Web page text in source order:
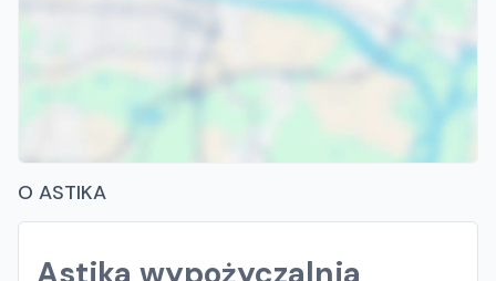
O ASTIKA